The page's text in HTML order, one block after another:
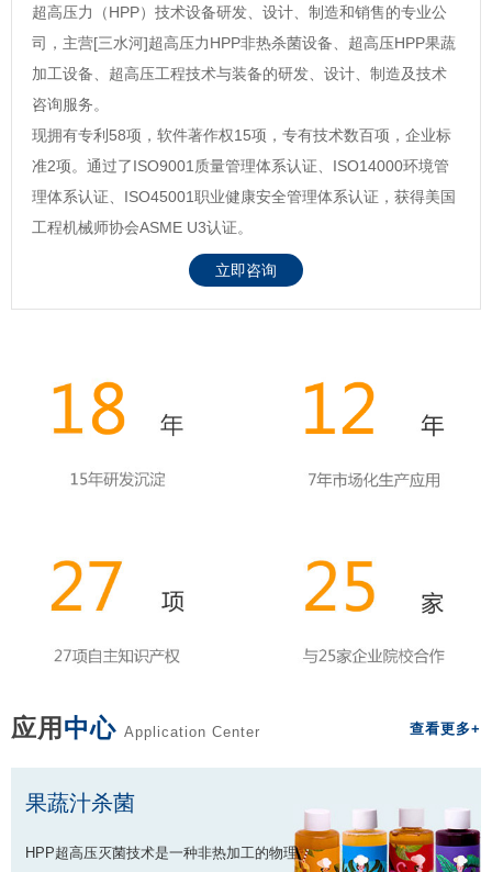
超高压力（HPP）技术设备研发、设计、制造和销售的专业公
司，主营[三水河]超高压力HPP非热杀菌设备、超高压HPP果蔬
加工设备、超高压工程技术与装备的研发、设计、制造及技术
咨询服务。
现拥有专利58项，软件著作权15项，专有技术数百项，企业标
准2项。通过了ISO9001质量管理体系认证、ISO14000环境管
理体系认证、ISO45001职业健康安全管理体系认证，获得美国
工程机械师协会ASME U3认证。
立即咨询
应用 中心 Application Center 查看更多+
果蔬汁杀菌
HPP超高压灭菌技术是一种非热加工的物理